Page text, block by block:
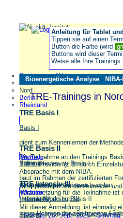
Bioenergetische Analyse
TRE-Trainings in
Region auswählen
Alle in Deutschland
Nord
Berlin
Rheinland
TRE Basis I
Basis I
dient zum Kennenlernen der
Die Teilnahme an den Trainings
TRE®-Provider (z.B. durch
Absprache mit dem NIBA.
Bitte beachten Sie dieAnmelde-
Freitag, 25. Sept. 2026 –
Wichtige
Informationen zu Basis I
TRE Basis II
Basis II
baut im Rahmen der zertifizierten
Gruppensupervisionenbuchbar
Voraussetzung für die Teilnahme
(mind. 15x).
Mit dieser Anmeldung ist einmalig
Präsenz in der Provider-Liste auf
Wichtige
Informationen zu Basis II
TRE Intensiv III
Intensiv-Workshop III
ist im Rahmen der zertifizierten
Anleitung für Tablet
Tippen sie auf einen
Button die Farbe (wird
Buttons wird dieser
Weise alle Ihre